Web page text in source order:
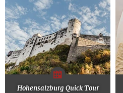
Hohensalzburg Quick Tour